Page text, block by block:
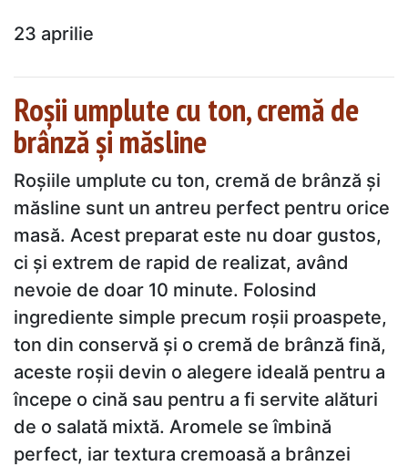
23 aprilie
Roșii umplute cu ton, cremă de
brânză și măsline
Roșiile umplute cu ton, cremă de brânză și
măsline sunt un antreu perfect pentru orice
masă. Acest preparat este nu doar gustos,
ci și extrem de rapid de realizat, având
nevoie de doar 10 minute. Folosind
ingrediente simple precum roșii proaspete,
ton din conservă și o cremă de brânză fină,
aceste roșii devin o alegere ideală pentru a
începe o cină sau pentru a fi servite alături
de o salată mixtă. Aromele se îmbină
perfect, iar textura cremoasă a brânzei